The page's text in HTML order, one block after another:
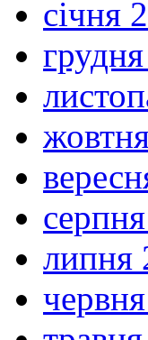
січня
липня